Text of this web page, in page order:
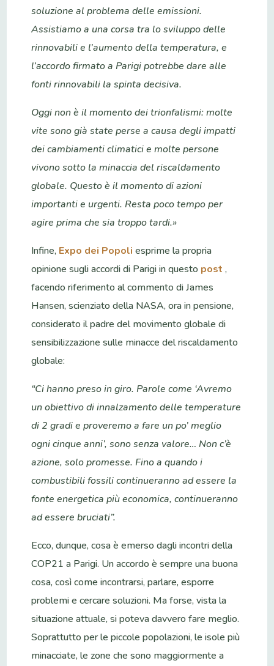
soluzione al problema delle emissioni.
Assistiamo a una corsa tra lo sviluppo delle
rinnovabili e l’aumento della temperatura, e
l’accordo firmato a Parigi potrebbe dare alle
fonti rinnovabili la spinta decisiva.
Oggi non è il momento dei trionfalismi: molte
vite sono già state perse a causa degli impatti
dei cambiamenti climatici e molte persone
vivono sotto la minaccia del riscaldamento
globale. Questo è il momento di azioni
importanti e urgenti. Resta poco tempo per
agire prima che sia troppo tardi.»
Infine, Expo dei Popoli esprime la propria
opinione sugli accordi di Parigi in questo post ,
facendo riferimento al commento di James
Hansen, scienziato della NASA, ora in pensione,
considerato il padre del movimento globale di
sensibilizzazione sulle minacce del riscaldamento
globale:
“Ci hanno preso in giro. Parole come ‘Avremo
un obiettivo di innalzamento delle temperature
di 2 gradi e proveremo a fare un po’ meglio
ogni cinque anni’, sono senza valore… Non c’è
azione, solo promesse. Fino a quando i
combustibili fossili continueranno ad essere la
fonte energetica più economica, continueranno
ad essere bruciati”.
Ecco, dunque, cosa è emerso dagli incontri della
COP21 a Parigi. Un accordo è sempre una buona
cosa, così come incontrarsi, parlare, esporre
problemi e cercare soluzioni. Ma forse, vista la
situazione attuale, si poteva davvero fare meglio.
Soprattutto per le piccole popolazioni, le isole più
minacciate, le zone che sono maggiormente a